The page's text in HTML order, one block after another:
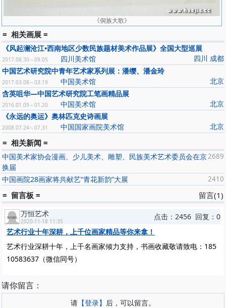
奖1991年〖净土〗中国工笔画学会第二届大展优秀奖1992年〖艳阳
天〗纪念延安座谈会上的讲话发表五十周年北京市美展优秀奖、 全
国美展铜奖1992年〖虚构1号〗尼斯国际素描水彩大展优秀作品奖
1993年〖丰年〗东方杯中国画大赛二等奖1993年〖夜归〗全国中国
画展览中国画艺委会优秀奖1994年〖心愿〗第一届中国少数民族美
术作品展银奖1994年〖彝女〗中国工笔画学会第三届大展三等奖
1994年〖春雨〗新铸联杯中国画、油画精品展优秀奖1995年〖背
影〗〖绿荫〗中国艺术研究院中国画学术精诚奖1995年〖姐妹〗第
二届中国少数民族美术作品展铜奖1995年〖四季〗组画亚洲女画家
作品展优异奖2001年〖青稞酒〗、〖酥油灯〗中国重彩画大展学术
奖等
收 藏
中国美术馆中国美术家协会北京分会中国画研究院西安美术学院
北京国际艺苑美术馆中国艺术研究院天津泰达美术馆上海美术馆深圳
美术馆中国油画博物馆等 出 版〈潘缨画集〉荣宝斋出版社〈艺
术之维·潘缨〉湖南美术出版社〈当代中国名家民族风情绘画系列丛
书·潘缨画集〉朝华出版社〈重彩画技法·潘缨〉河南美术出版社〈名
家画库－潘缨〉四川美术出版社《潘缨艺术创作状态》美术观点
《侗族大歌》
= 相关画展 =
《风起澜沧江•西南地区少数民族题材美术作品展》全国大型巡展
四川 成都
2017.08.30～09.05
四川美术馆
中国艺术研究院中青年艺术家系列展：潘缨、潘金玲
北京
2017.03.08～03.19
中国美术馆
含英咀华—中国艺术研究院工笔画精品展
北京
2016.01.09～01.20
中国美术馆
《永远的奥运》奥林匹克史诗画展
北京
2008.07.24～07.31 中国国家画院美术馆
= 相关新闻 =
2689
中国美术家协会漫画、少儿美术、雕塑、民族美术艺术委员会在京
换届
2410
中国画院28画家将共献艺“青花新韵”大展
留言(1)
= 留言板 =
万恒艺术
2020-11-18 11:35
点击：2456 回复：0
艺术行业十年深耕，上千位画家精品等你来拿！
艺术行业深耕十年，上千名画家倾力支持，书画收藏敬请致电：185
10583637（微信同号）
请你留言：
请 【登录】 后，可以留言。